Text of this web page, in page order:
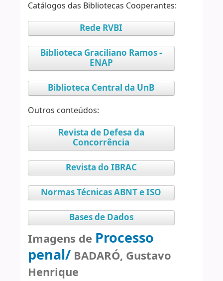
Catálogos das Bibliotecas Cooperantes:
Rede RVBI
Biblioteca Graciliano Ramos -
ENAP
Biblioteca Central da UnB
Outros conteúdos:
Revista de Defesa da
Concorrência
Revista do IBRAC
Normas Técnicas ABNT e ISO
Bases de Dados
Imagens de Processo
penal/ BADARÓ, Gustavo
Henrique